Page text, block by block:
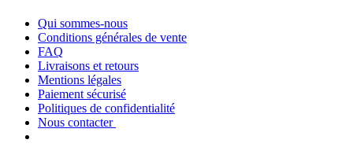
Qui sommes-nous
Conditions générales de vente
FAQ
Livraisons et retours
Mentions légales
Paiement sécurisé
Politiques de confidentialité
Nous contacter